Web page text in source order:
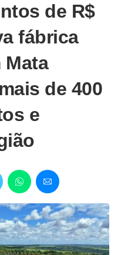
de R$
fábrica
Mata
de 400
e